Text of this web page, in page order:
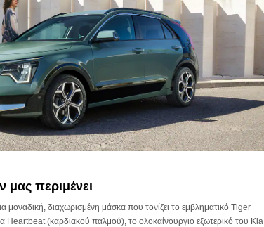
μας περιμένει
μοναδική, διαχωρισμένη μάσκα που τονίζει το εμβληματικό Tiger
(καρδιακού παλμού), το ολοκαίνουργιο εξωτερικό του Kia